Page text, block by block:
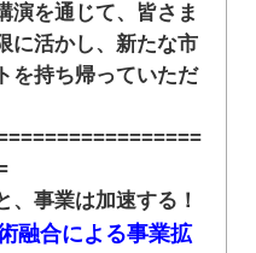
演を通じて、皆さま
に活かし、新たな市
を持ち帰っていただ
事業は加速する！
融合による事業拡